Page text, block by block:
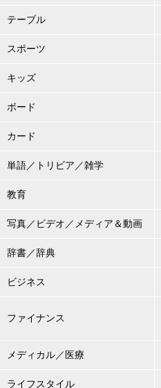
テーブル
スポーツ
キッズ
ボード
カード
単語／トリビア／雑学
教育
写真／ビデオ／メディア＆動画
辞書／辞典
ビジネス
ファイナンス
メディカル／医療
ライフスタイル